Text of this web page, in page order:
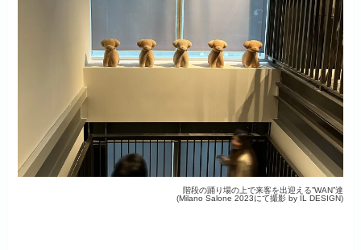
階段の踊り場の上で来客を出迎える”WAN”達
(Milano Salone 2023にて撮影 by IL DESIGN)